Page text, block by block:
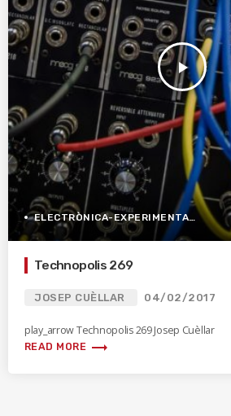
play_arrow
ELECTRÒNICA-EXPERIMENTAL
Technopolis 269
JOSEP CUÈLLAR 04/02/2017
play_arrow Technopolis 269 Josep Cuèllar
READ MORE trending_flat